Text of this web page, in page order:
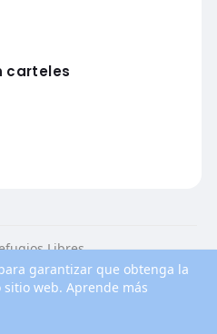
garantizar que obtenga la
sitio web. Aprende más
carteles
Libres
Política de privacidad
Blog
Más información